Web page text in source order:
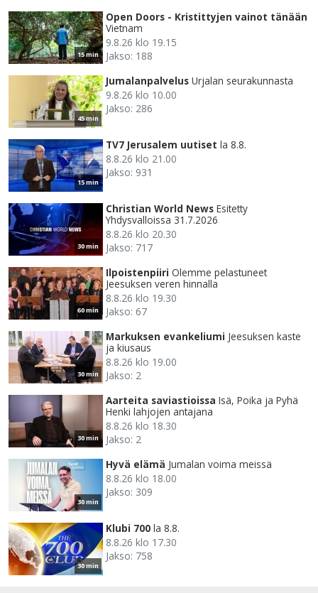
15 min
Open Doors - Kristittyjen vainot tänään
Vietnam
9.8.26 klo 19.15
Jakso: 188
45 min
Jumalanpalvelus Urjalan seurakunnasta
9.8.26 klo 10.00
Jakso: 286
15 min
TV7 Jerusalem uutiset la 8.8.
8.8.26 klo 21.00
Jakso: 931
30 min
Christian World News Esitetty
Yhdysvalloissa 31.7.2026
8.8.26 klo 20.30
Jakso: 717
60 min
Ilpoistenpiiri Olemme pelastuneet
Jeesuksen veren hinnalla
8.8.26 klo 19.30
Jakso: 67
30 min
Markuksen evankeliumi Jeesuksen kaste
ja kiusaus
8.8.26 klo 19.00
Jakso: 2
30 min
Aarteita saviastioissa Isä, Poika ja Pyhä
Henki lahjojen antajana
8.8.26 klo 18.30
Jakso: 2
30 min
Hyvä elämä Jumalan voima meissä
8.8.26 klo 18.00
Jakso: 309
30 min
Klubi 700 la 8.8.
8.8.26 klo 17.30
Jakso: 758